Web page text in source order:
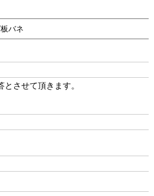
させて頂きます。